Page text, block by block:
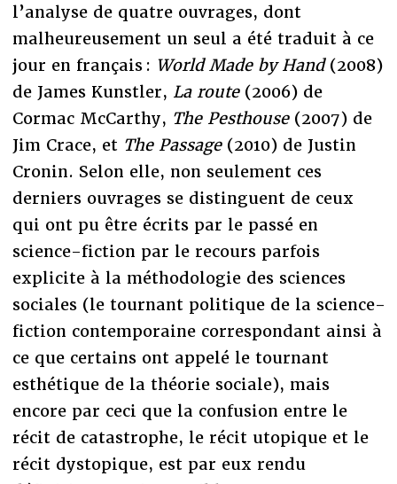
l’analyse de quatre ouvrages, dont
malheureusement un seul a été traduit à ce
jour en français : World Made by Hand(2008)
de James Kunstler, La route(2006) de
Cormac McCarthy, The Pesthouse(2007) de
Jim Crace, et The Passage(2010) de Justin
Cronin. Selon elle, non seulement ces
derniers ouvrages se distinguent de ceux
qui ont pu être écrits par le passé en
science-fiction par le recours parfois
explicite à la méthodologie des sciences
sociales (le tournant politique de la science-
fiction contemporaine correspondant ainsi à
ce que certains ont appelé le tournant
esthétique de la théorie sociale), mais
encore par ceci que la confusion entre le
récit de catastrophe, le récit utopique et le
récit dystopique, est par eux rendu